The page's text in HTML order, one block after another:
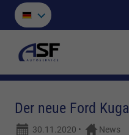
Der neue Ford Kuga
30.11.2020 • News